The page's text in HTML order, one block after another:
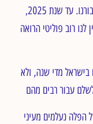
חסרת נשמה, רחוקה מחזונו הקדוש של אלוהים עבורנו. עד שנת 2025,
לנו רוב פוליטי הרואה
מופלים בישראל מדי שנה, ולא
הפלה נעלמים מעיני